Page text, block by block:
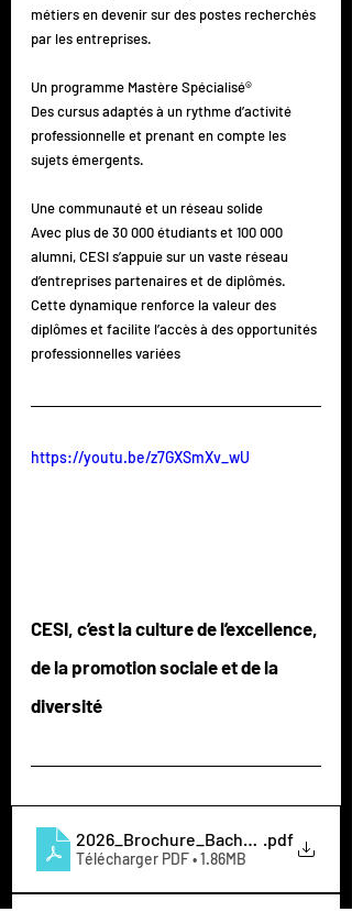
métiers en devenir sur des postes recherchés
par les entreprises.
Un programme Mastère Spécialisé®
Des cursus adaptés à un rythme d’activité
professionnelle et prenant en compte les
sujets émergents.
Une communauté et un réseau solide
Avec plus de 30 000 étudiants et 100 000
alumni, CESI s’appuie sur un vaste réseau
d’entreprises partenaires et de diplômés.
Cette dynamique renforce la valeur des
diplômes et facilite l’accès à des opportunités
professionnelles variées
https://youtu.be/z7GXSmXv_wU
CESI, c’est la culture de l’excellence,
de la promotion sociale et de la
diversité
.pdf
Télécharger PDF • 1.86MB